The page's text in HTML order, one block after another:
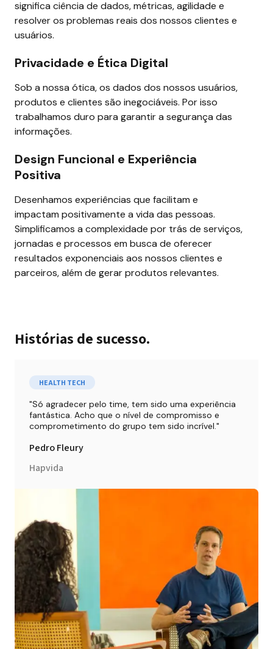
significa ciência de dados, métricas, agilidade e
resolver os problemas reais dos nossos clientes e
usuários.
Privacidade e Ética Digital
Sob a nossa ótica, os dados dos nossos usuários,
produtos e clientes são inegociáveis. Por isso
trabalhamos duro para garantir a segurança das
informações.
Design Funcional e Experiência
Positiva
Desenhamos experiências que facilitam e
impactam positivamente a vida das pessoas.
Simplificamos a complexidade por trás de serviços,
jornadas e processos em busca de oferecer
resultados exponenciais aos nossos clientes e
parceiros, além de gerar produtos relevantes.
Histórias de sucesso.
HEALTH TECH
Só agradecer pelo time, tem sido uma experiência
fantástica. Acho que o nível de compromisso e
comprometimento do grupo tem sido incrível.
Pedro Fleury
Hapvida